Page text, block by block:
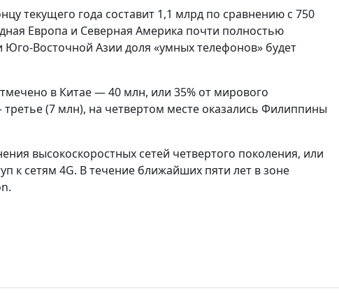
текущего года составит 1,1 млрд по сравнению с 750
Европа и Северная Америка почти полностью
Восточной Азии доля «умных телефонов» будет
в Китае — 40 млн, или 35% от мирового
(7 млн), на четвертом месте оказались Филиппины
высокоскоростных сетей четвертого поколения, или
к сетям 4G. В течение ближайших пяти лет в зоне